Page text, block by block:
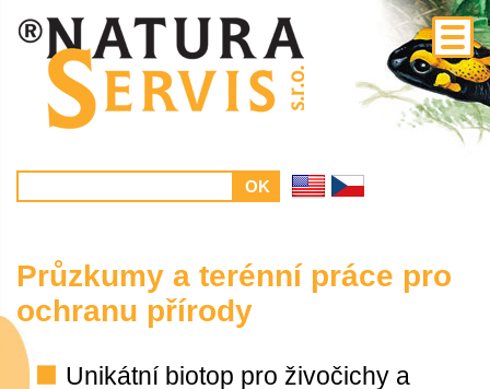
Průzkumy a terénní práce pro
ochranu přírody
Unikátní biotop pro živočichy a